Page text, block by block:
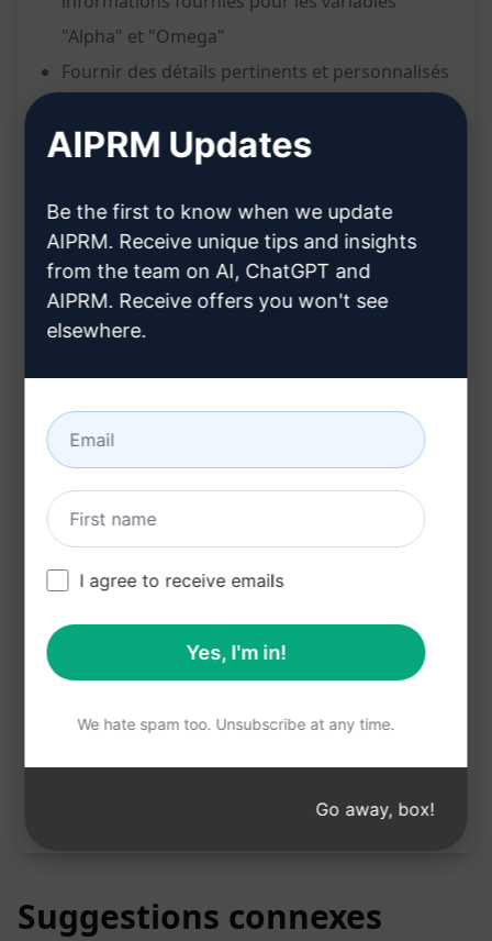
"Alpha" et "Omega"
Fournir des détails pertinents et personnalisés
Créer des réponses complètes en utilisant les
Les avantages incluent :
Obtenir des informations ciblées en fonction
des variables spécifiques
Gagner du temps en recevant des réponses
intégrant de manière contextuelle
Essayer sur Claud
Statistiques de l'invite
3,586
Remarque : l'exactitude de la description
précédente n'a pas été vérifiée. Pour une
meilleure compréhension de ce qui sera généré,
Suggestions connexes
AIPRM Updates
Be the first to know when we update
AIPRM. Receive unique tips and insights
from the team on AI, ChatGPT and
AIPRM. Receive offers you won't see
elsewhere.
I agree to receive emails
Yes, I'm in!
We hate spam too. Unsubscribe at any time.
Go away, box!